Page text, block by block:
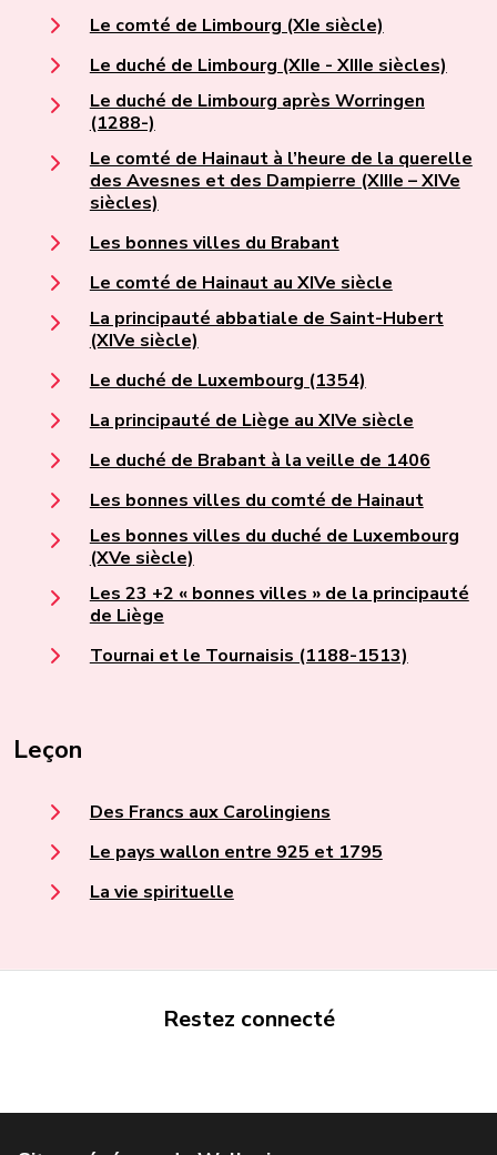
Le comté de Limbourg (XIe siècle)
Le duché de Limbourg (XIIe - XIIIe siècles)
Le duché de Limbourg après Worringen
(1288-)
Le comté de Hainaut à l’heure de la querelle
des Avesnes et des Dampierre (XIIIe – XIVe
siècles)
Les bonnes villes du Brabant
Le comté de Hainaut au XIVe siècle
La principauté abbatiale de Saint-Hubert
(XIVe siècle)
Le duché de Luxembourg (1354)
La principauté de Liège au XIVe siècle
Le duché de Brabant à la veille de 1406
Les bonnes villes du comté de Hainaut
Les bonnes villes du duché de Luxembourg
(XVe siècle)
Les 23 +2 « bonnes villes » de la principauté
de Liège
Tournai et le Tournaisis (1188-1513)
Leçon
Des Francs aux Carolingiens
Le pays wallon entre 925 et 1795
La vie spirituelle
Restez connecté